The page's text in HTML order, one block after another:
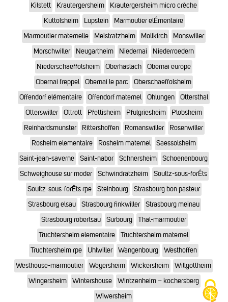
Kilstett
Krautergersheim
Krautergersheim micro crèche
Kuttolsheim
Lupstein
Marmoutier elÉmentaire
Marmoutier maternelle
Meistratzheim Mollkirch
Monswiller
Morschwiller
Neugartheim Niedernai
Niederroedern
Niederschaeffolsheim
Oberhaslach
Obernai europe
Obernai freppel
Obernai le parc
Oberschaeffolsheim
Offendorf elémentaire
Offendorf maternel Ohlungen
Ottersthal
Otterswiller
Ottrott Pfettisheim Pfulgriesheim
Plobsheim
Reinhardsmunster
Rittershoffen Romanswiller
Rosenwiller
Rosheim elementaire
Rosheim maternel
Saessolsheim
Saint-jean-saverne
Saint-nabor Schnersheim
Schoenenbourg
Schweighouse sur moder
Schwindratzheim
Soultz-sous-forÊts
Soultz-sous-forÊts rpe
Steinbourg
Strasbourg bon pasteur
Strasbourg elsau
Strasbourg finkwiller
Strasbourg meinau
Strasbourg robertsau
Surbourg
Thal-marmoutier
Truchtersheim elementaire
Truchtersheim maternel
Truchtersheim rpe
Uhlwiller Wangenbourg
Westhoffen
Westhouse-marmoutier
Weyersheim Wickersheim
Willgottheim
Wingersheim
Wintershouse
Wintzenheim – kochersberg
Wiwersheim